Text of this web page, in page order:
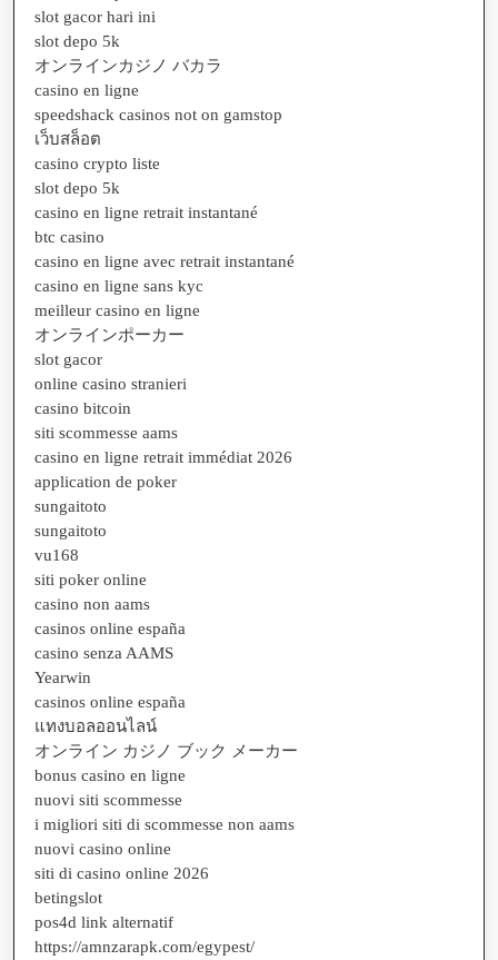
slot gacor hari ini
slot depo 5k
オンラインカジノ バカラ
casino en ligne
speedshack casinos not on gamstop
เว็บสล็อต
casino crypto liste
slot depo 5k
casino en ligne retrait instantané
btc casino
casino en ligne avec retrait instantané
casino en ligne sans kyc
meilleur casino en ligne
オンラインポーカー
slot gacor
online casino stranieri
casino bitcoin
siti scommesse aams
casino en ligne retrait immédiat 2026
application de poker
sungaitoto
sungaitoto
vu168
siti poker online
casino non aams
casinos online españa
casino senza AAMS
Yearwin
casinos online españa
แทงบอลออนไลน์
オンライン カジノ ブック メーカー
bonus casino en ligne
nuovi siti scommesse
i migliori siti di scommesse non aams
nuovi casino online
siti di casino online 2026
betingslot
pos4d link alternatif
https://amnzarapk.com/egypest/